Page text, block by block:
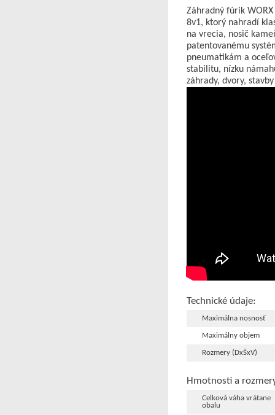
Záhradný fúrik
8v1, ktorý nahradí
na vrecia, nosič
patentovanému
pneumatikám a
stabilitu, nízku
záhrady, dvory,
Technické údaje:
Maximálna nosnosť
Maximálny objem
Rozmery (DxŠxV)
Hmotnosti a
Celková váha vrátane
obalu